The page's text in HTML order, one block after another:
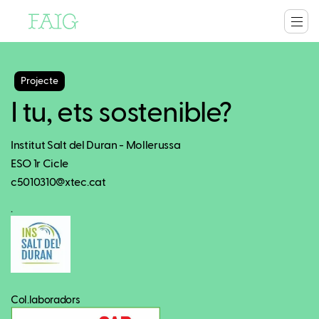
Projecte
I tu, ets sostenible?
Institut Salt del Duran - Mollerussa
ESO 1r Cicle
c5010310@xtec.cat
.
Col.laboradors